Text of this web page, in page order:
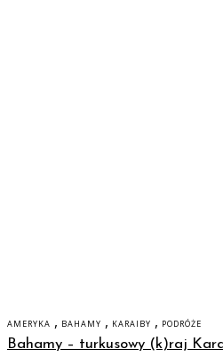
AMERYKA , BAHAMY , KARAIBY , PODRÓŻE
Bahamy – turkusowy (k)raj